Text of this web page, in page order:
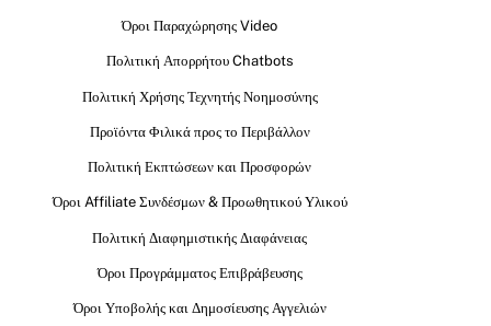
Όροι Παραχώρησης Video
Πολιτική Απορρήτου Chatbots
Πολιτική Χρήσης Τεχνητής Νοημοσύνης
Προϊόντα Φιλικά προς το Περιβάλλον
Πολιτική Εκπτώσεων και Προσφορών
Όροι Affiliate Συνδέσμων & Προωθητικού Υλικού
Πολιτική Διαφημιστικής Διαφάνειας
Όροι Προγράμματος Επιβράβευσης
Όροι Υποβολής και Δημοσίευσης Αγγελιών